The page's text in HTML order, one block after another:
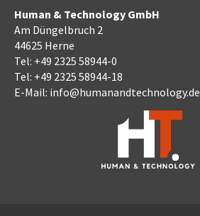
Human & Technology GmbH
Am Düngelbruch 2
44625 Herne
Tel: +49 2325 58944-0
Tel: +49 2325 58944-18
E-Mail: info@humanandtechnology.de